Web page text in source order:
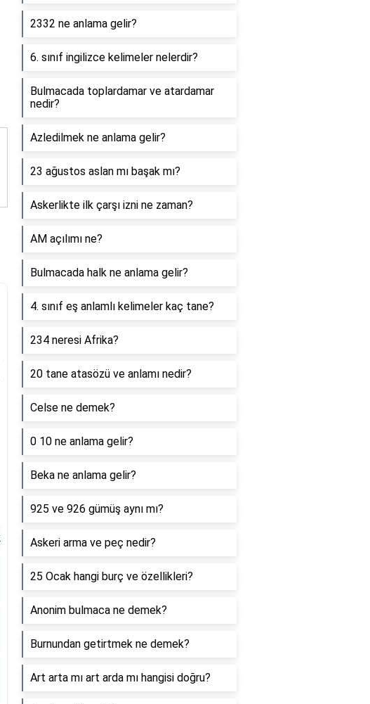
2332 ne anlama gelir?
6. sınıf ingilizce kelimeler nelerdir?
Bulmacada toplardamar ve atardamar
nedir?
Azledilmek ne anlama gelir?
23 ağustos aslan mı başak mı?
Askerlikte ilk çarşı izni ne zaman?
AM açılımı ne?
Bulmacada halk ne anlama gelir?
4. sınıf eş anlamlı kelimeler kaç tane?
234 neresi Afrika?
20 tane atasözü ve anlamı nedir?
Celse ne demek?
0 10 ne anlama gelir?
Beka ne anlama gelir?
925 ve 926 gümüş aynı mı?
Askeri arma ve peç nedir?
25 Ocak hangi burç ve özellikleri?
Anonim bulmaca ne demek?
Burnundan getirtmek ne demek?
Art arta mı art arda mı hangisi doğru?